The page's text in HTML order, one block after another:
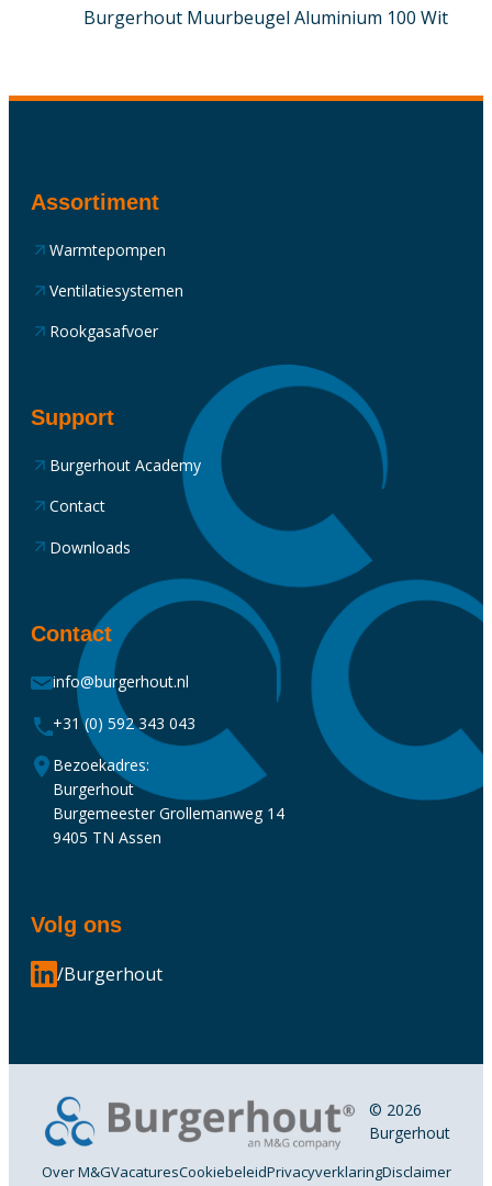
Burgerhout Muurbeugel Aluminium 100 Wit
Assortiment
Warmtepompen
Ventilatiesystemen
Rookgasafvoer
Support
Burgerhout Academy
Contact
Downloads
Contact
info@burgerhout.nl
+31 (0) 592 343 043
Bezoekadres:
Burgerhout
Burgemeester Grollemanweg 14
9405 TN Assen
Volg ons
/Burgerhout
© 2026
Burgerhout
Over M&GVacaturesCookiebeleidPrivacyverklaringDisclaimer